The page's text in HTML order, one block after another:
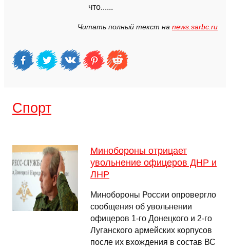
что......
Читать полный текст на news.sarbc.ru
Спорт
Минобороны отрицает
увольнение офицеров ДНР и
ЛНР
Минобороны России опровергло
сообщения об увольнении
офицеров 1-го Донецкого и 2-го
Луганского армейских корпусов
после их вхождения в состав ВС